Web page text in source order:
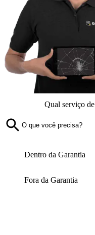
Qual serviço
Dentro da Garantia
Fora da Garantia